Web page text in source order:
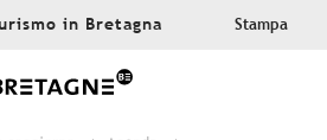
in Bretagna Stampa